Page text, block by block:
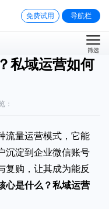
免费试用 导航栏
筛选
私域运营如何
：
流量运营模式，它能
沉淀到企业微信账号
复购，让其成为能反
心是什么？私域运营